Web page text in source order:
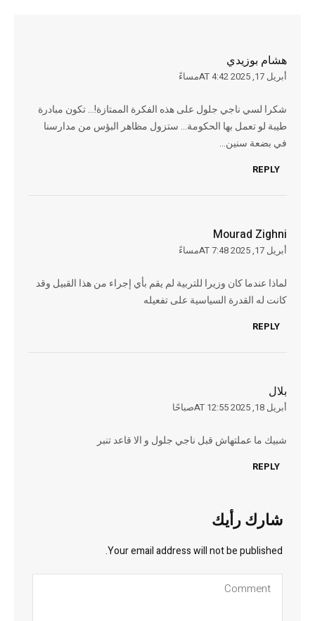
هشام بوزيدي
أبريل 17, 2025 AT 4:42مساءً
شكرا لسي ناجي جلول على هذه الفكرة الممتازة!… تكون مبادرة
طيبة لو تعمل بها الحكومة… ستزول مظاهر البؤس من مدارسنا
في بضعة سنين…
REPLY
Mourad Zighni
أبريل 17, 2025 AT 7:48مساءً
لماذا عندما كان وزيرا للتربية لم يقم بأي إجراء من هذا القبيل وقد
كانت له القدرة السياسية على تفعيله
REPLY
بلال
أبريل 18, 2025 AT 12:55صباحًا
شبيك ما عملتهاش قبل ناجي جلول و الا قاعد تنبر
REPLY
شارك رأيك
Your email address will not be published.